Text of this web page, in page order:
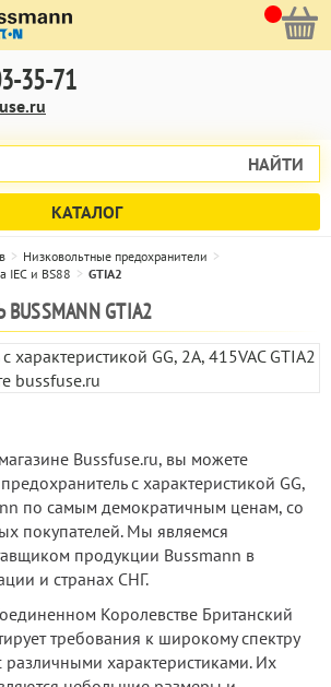
35-71
НАЙТИ
КАТАЛОГ
Низковольтные предохранители
IEC и BS88
GTIA2
GTIA2
Bussfuse.ru, вы можете
с характеристикой GG,
по самым демократичным ценам, со
покупателей. Мы являемся
продукции Bussmann в
и странах СНГ.
Королевстве Британский
требования к широкому спектру
различными характеристиками. Их